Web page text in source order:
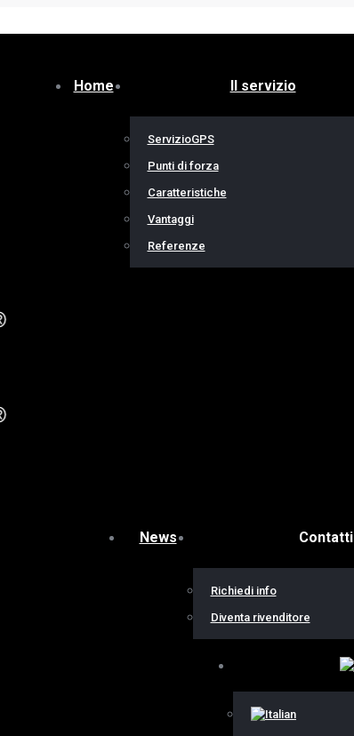
Home Il servizio
ServizioGPS
Punti di forza
Caratteristiche
Vantaggi
Referenze
News Contatti
Richiedi info
Diventa rivenditore